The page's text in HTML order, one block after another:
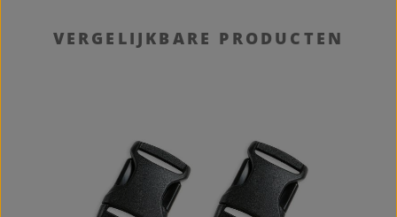
Productgalerij overslaan
VERGELIJKBARE PRODUCTEN